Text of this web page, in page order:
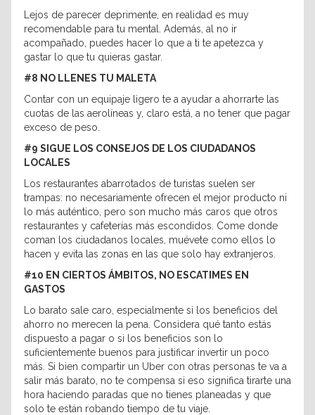
Lejos de parecer deprimente, en realidad es muy
recomendable para tu mental. Además, al no ir
acompañado, puedes hacer lo que a ti te apetezca y
gastar lo que tu quieras gastar.
#8 NO LLENES TU MALETA
Contar con un equipaje ligero te a ayudar a ahorrarte las
cuotas de las aerolíneas y, claro está, a no tener que pagar
exceso de peso.
#9 SIGUE LOS CONSEJOS DE LOS CIUDADANOS
LOCALES
Los restaurantes abarrotados de turistas suelen ser
trampas: no necesariamente ofrecen el mejor producto ni
lo más auténtico, pero son mucho más caros que otros
restaurantes y cafeterías más escondidos. Come donde
coman los ciudadanos locales, muévete como ellos lo
hacen y evita las zonas en las que solo hay extranjeros.
#10 EN CIERTOS ÁMBITOS, NO ESCATIMES EN
GASTOS
Lo barato sale caro, especialmente si los beneficios del
ahorro no merecen la pena. Considera qué tanto estás
dispuesto a pagar o si los beneficios son lo
suficientemente buenos para justificar invertir un poco
más. Si bien compartir un Uber con otras personas te va a
salir más barato, no te compensa si eso significa tirarte una
hora haciendo paradas que no tienes planeadas y que
solo te están robando tiempo de tu viaje.